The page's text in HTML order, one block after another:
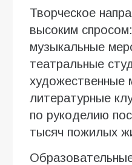
Творческое
высоким
музыкальные
театральные
художественные
литературные
по рукоделию
тысяч пожилых